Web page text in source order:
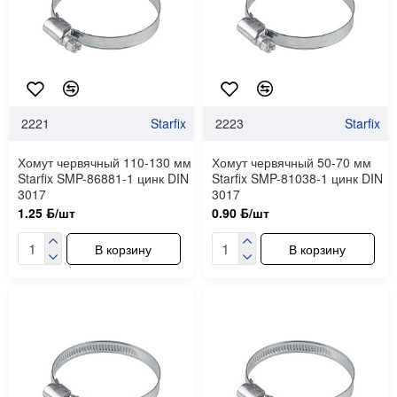
2221 Starfix
Хомут червячный 110-130 мм
Starfix SMP-86881-1 цинк DIN
3017
1.25 ƃ/шт
В корзину
2223 Starfix
Хомут червячный 50-70 мм
Starfix SMP-81038-1 цинк DIN
3017
0.90 ƃ/шт
В корзину